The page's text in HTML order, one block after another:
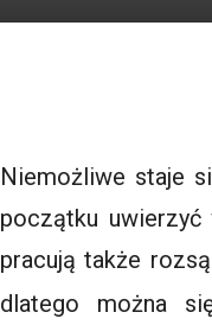
Niemożliwe staje
początku
pracują także
dlatego można